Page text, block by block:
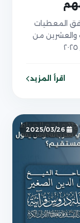
المعطيات
والعشرين من
اقرأ المزيد